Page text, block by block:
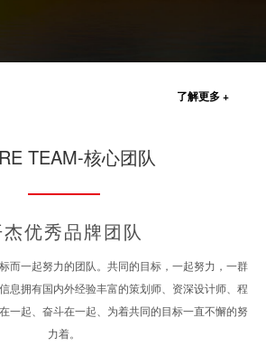
了解更多 +
TEAM-核心团队
优秀品牌团队
而一起努力的团队。共同的目标，一起努力，一群
息拥有国内外经验丰富的策划师、资深设计师、程
一起、奋斗在一起、为着共同的目标一直不懈的努
力着。